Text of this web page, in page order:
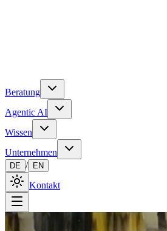
Beratung
Agentic AI
Wissen
Unternehmen
DE / EN
Kontakt